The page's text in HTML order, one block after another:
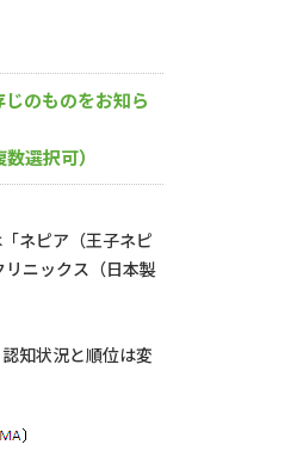
のものをお知ら
選択可）
ネピア（王子ネピ
ニックス（日本製
知状況と順位は変